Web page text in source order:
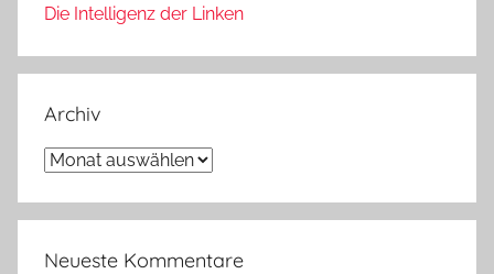
Die Intelligenz der Linken
Archiv
Archiv
Neueste Kommentare